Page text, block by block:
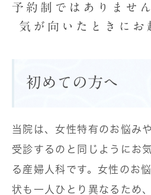
予約制ではありませ
気が向いたときにお
初めての方へ
当院は、女性特有のお悩み
受診するのと同じようにお
る産婦人科です。女性のお
状も一人ひとり異なるため